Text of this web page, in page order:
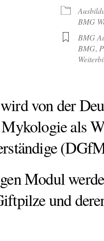
BMG
BMG
BMG,
von der
als
Modul
und